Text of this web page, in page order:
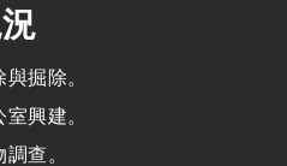
掘除。
興建。
查。